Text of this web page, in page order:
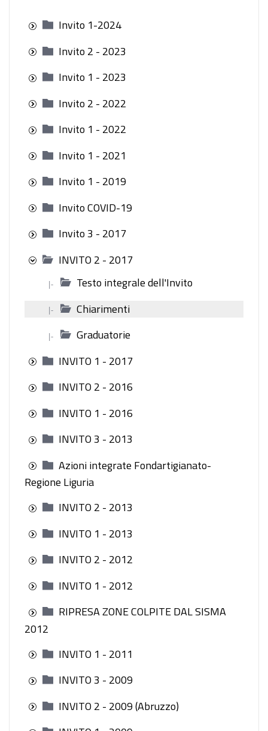
Invito 1-2024
Invito 2 - 2023
Invito 1 - 2023
Invito 2 - 2022
Invito 1 - 2022
Invito 1 - 2021
Invito 1 - 2019
Invito COVID-19
Invito 3 - 2017
INVITO 2 - 2017
|- Testo integrale dell'Invito
|- Chiarimenti
|-
Graduatorie
INVITO 1 - 2017
INVITO 2 - 2016
INVITO 1 - 2016
INVITO 3 - 2013
Azioni integrate Fondartigianato-
Regione Liguria
INVITO 2 - 2013
INVITO 1 - 2013
INVITO 2 - 2012
INVITO 1 - 2012
RIPRESA ZONE COLPITE DAL SISMA
2012
INVITO 1 - 2011
INVITO 3 - 2009
INVITO 2 - 2009 (Abruzzo)